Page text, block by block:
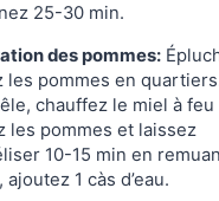
25-30 min.
des pommes:
les pommes en
chauffez le miel à feu
les pommes et laissez
10-15 min en
ajoutez 1 càs d’eau.